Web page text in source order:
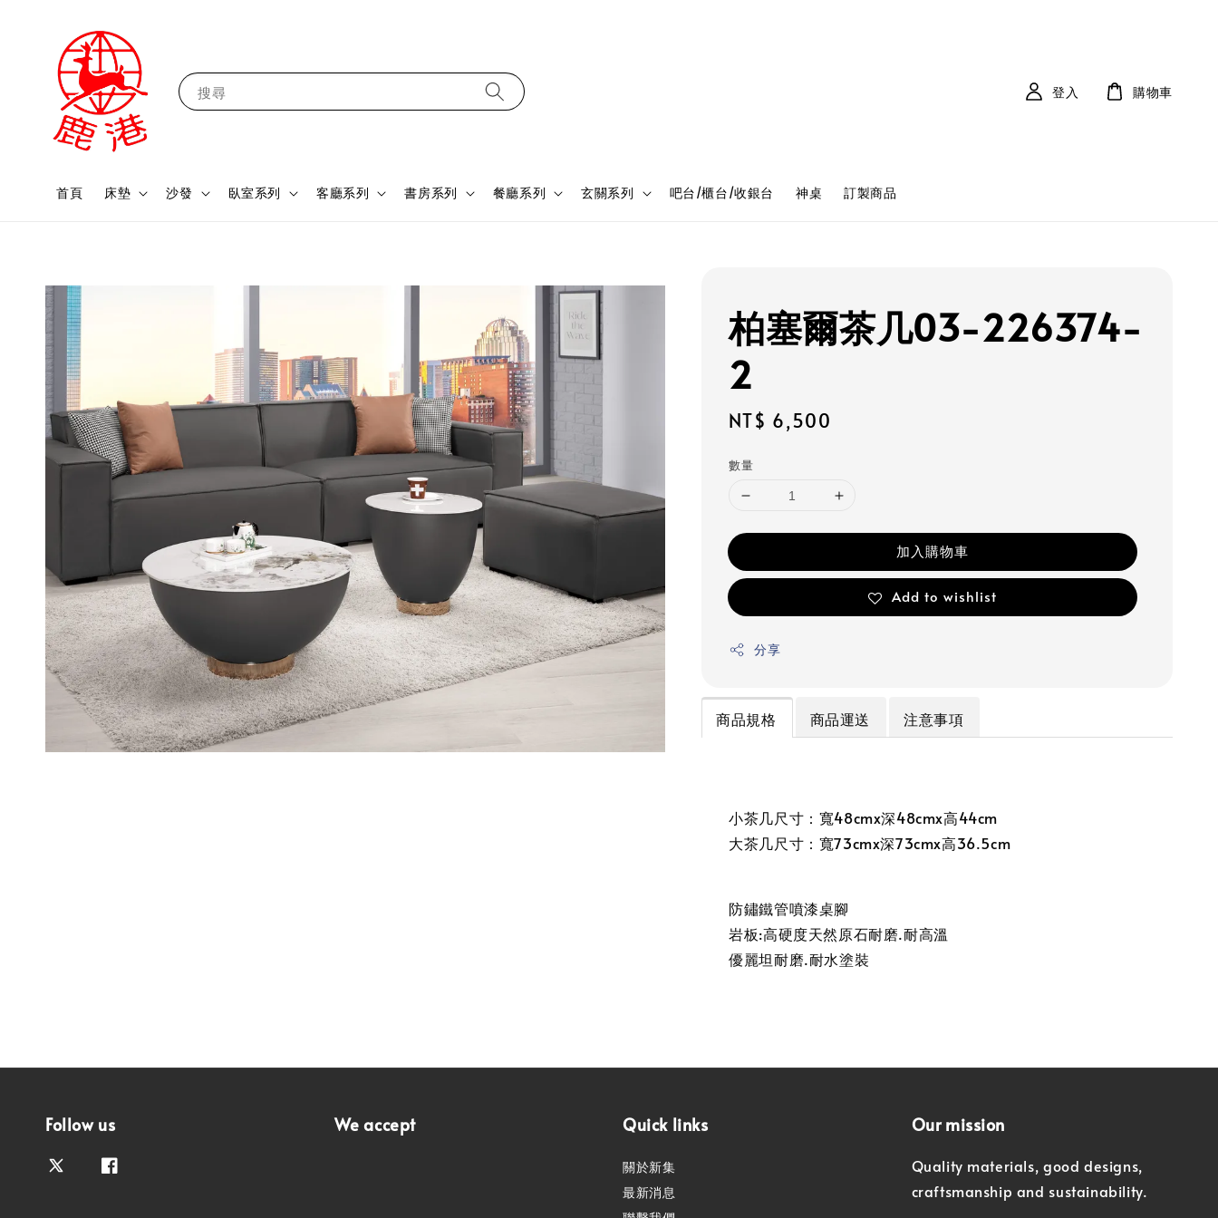
搜尋
首頁 床墊 沙發 臥室系列 客廳系列 書房系列 餐廳系列 玄關系列 吧台/櫃台/收銀台 神桌 訂製商品
登入 購物車
柏塞爾茶几03-226374-
2
Regular
NT$ 6,500
數量
加入購物車
Add to wishlist
分享
商品規格 商品運送 注意事項
小茶几尺寸：寬48cmx深48cmx高44cm
大茶几尺寸：寬73cmx深73cmx高36.5cm
防鏽鐵管噴漆桌腳
岩板:高硬度天然原石耐磨.耐高溫
優麗坦耐磨.耐水塗裝
Follow us We accept Quick links
關於新集
最新消息
Our mission
Quality materials, good designs,
craftsmanship and sustainability.